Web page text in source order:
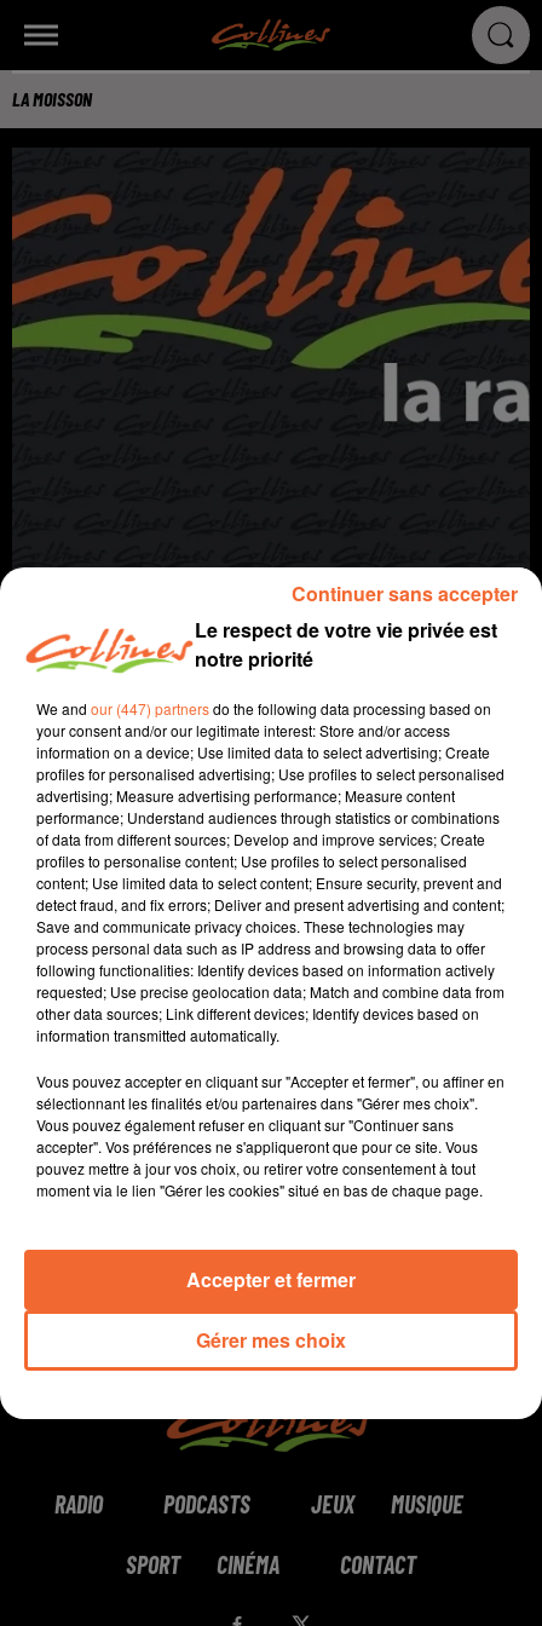
LA MOISSON
agriculture autre regard
23 juin 2022 - 5 min 49 sec
LA MOISSON
Jacqueline Pinon
A travers champs
Avec Ludo et Jacqueline, COLLINES porte un regard
différent sur l'agriculture chaque semaine le jeudi à
7h40 et le dimanche à 9h30.
0:00 5 min 49 sec
RADIO PODCASTS JEUX MUSIQUE
SPORT CINÉMA CONTACT
Le respect de votre vie privée est
notre priorité
We and our (447) partnersdo the following data processing based on
your consent and/or our legitimate interest: Store and/or access
information on a device; Use limited data to select advertising; Create
profiles for personalised advertising; Use profiles to select personalised
advertising; Measure advertising performance; Measure content
performance; Understand audiences through statistics or combinations
of data from different sources; Develop and improve services; Create
profiles to personalise content; Use profiles to select personalised
content; Use limited data to select content; Ensure security, prevent and
detect fraud, and fix errors; Deliver and present advertising and content;
Save and communicate privacy choices. These technologies may
process personal data such as IP address and browsing data to offer
following functionalities: Identify devices based on information actively
requested; Use precise geolocation data; Match and combine data from
other data sources; Link different devices; Identify devices based on
information transmitted automatically.
Vous pouvez accepter en cliquant sur "Accepter et fermer", ou affiner en
sélectionnant les finalités et/ou partenaires dans "Gérer mes choix".
Vous pouvez également refuser en cliquant sur "Continuer sans
accepter". Vos préférences ne s'appliqueront que pour ce site. Vous
pouvez mettre à jour vos choix, ou retirer votre consentement à tout
moment via le lien "Gérer les cookies" situé en bas de chaque page.
Gérer mes choix
Accepter et fermer
Continuer sans accepter